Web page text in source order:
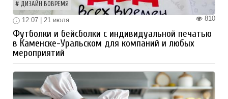
ДИЗАЙН ВОВРЕМЯ
810
12:07 | 21 июля
Футболки и бейсболки с индивидуальной печатью
в Каменске-Уральском для компаний и любых
мероприятий